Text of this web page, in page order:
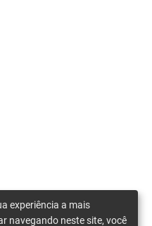
experiência a mais
navegando neste site, você